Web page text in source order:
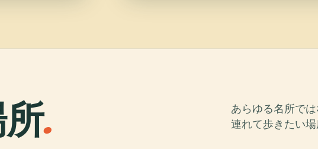
.
あらゆる名所で
連れて歩きたい場